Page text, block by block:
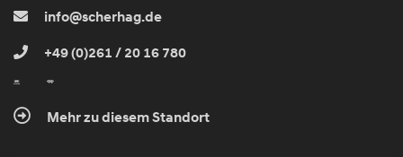
info@scherhag.de
+49 (0)261 / 20 16 780
Mehr zu diesem Standort